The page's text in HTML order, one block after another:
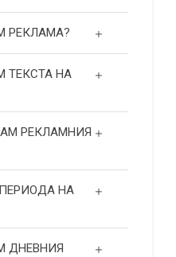
РЕКЛАМА?
ТЕКСТА НА
РЕКЛАМНИЯ
НА
ДНЕВНИЯ